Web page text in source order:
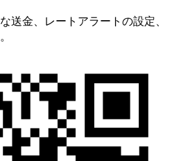
送金、レートアラートの設定、